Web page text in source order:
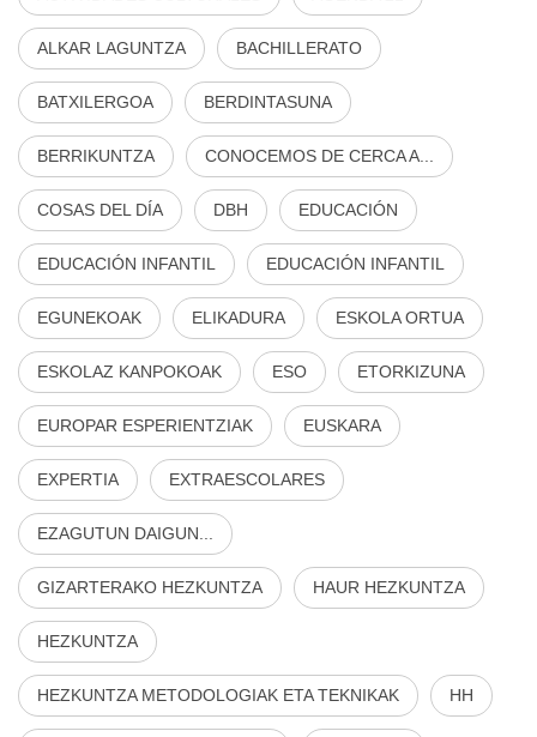
ALKAR LAGUNTZA BACHILLERATO
BATXILERGOA BERDINTASUNA
BERRIKUNTZA CONOCEMOS DE CERCA A...
COSAS DEL DÍA DBH EDUCACIÓN
EDUCACIÓN INFANTIL EDUCACIÓN INFANTIL
EGUNEKOAK ELIKADURA ESKOLA ORTUA
ESKOLAZ KANPOKOAK ESO ETORKIZUNA
EUROPAR ESPERIENTZIAK EUSKARA
EXPERTIA EXTRAESCOLARES
EZAGUTUN DAIGUN...
GIZARTERAKO HEZKUNTZA HAUR HEZKUNTZA
HEZKUNTZA
HEZKUNTZA METODOLOGIAK ETA TEKNIKAK HH